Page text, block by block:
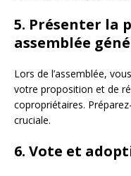
5. Présenter la
assemblée
Lors de l’assemblée,
votre proposition et de
copropriétaires.
cruciale.
6. Vote et